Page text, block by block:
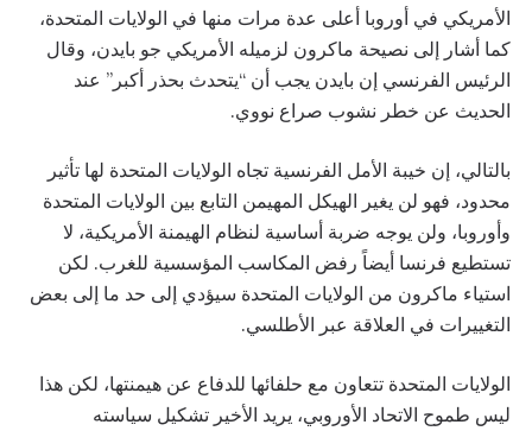
الأمريكي في أوروبا أعلى عدة مرات منها في الولايات المتحدة،
كما أشار إلى نصيحة ماكرون لزميله الأمريكي جو بايدن، وقال
الرئيس الفرنسي إن بايدن يجب أن “يتحدث بحذر أكبر” عند
الحديث عن خطر نشوب صراع نووي.
بالتالي، إن خيبة الأمل الفرنسية تجاه الولايات المتحدة لها تأثير
محدود، فهو لن يغير الهيكل المهيمن التابع بين الولايات المتحدة
وأوروبا، ولن يوجه ضربة أساسية لنظام الهيمنة الأمريكية، لا
تستطيع فرنسا أيضاً رفض المكاسب المؤسسية للغرب. لكن
استياء ماكرون من الولايات المتحدة سيؤدي إلى حد ما إلى بعض
التغييرات في العلاقة عبر الأطلسي.
الولايات المتحدة تتعاون مع حلفائها للدفاع عن هيمنتها، لكن هذا
ليس طموح الاتحاد الأوروبي، يريد الأخير تشكيل سياسته